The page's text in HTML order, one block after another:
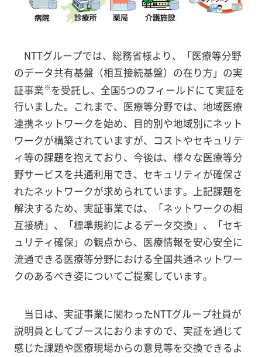
NTTグループでは、総務省様より、「医療等分野
のデータ共有基盤（相互接続基盤）の在り方」の実
証事業※ を受託し、全国5つのフィールドにて実証を
行いました。これまで、医療等分野では、地域医療
連携ネットワークを始め、目的別や地域別にネット
ワークが構築されていますが、コストやセキュリテ
ィ等の課題を抱えており、今後は、様々な医療等分
野サービスを共通利用でき、セキュリティが確保さ
れたネットワークが求められています。上記課題を
解決するため、実証事業では、「ネットワークの相
互接続」、「標準規約によるデータ交換」、「セキ
ュリティ確保」の観点から、医療情報を安心安全に
流通できる医療等分野における全国共通ネットワー
クのあるべき姿についてご提案しています。
当日は、実証事業に関わったNTTグループ社員が
説明員としてブースにおりますので、実証を通じて
感じた課題や医療現場からの意見等を交換できるよ